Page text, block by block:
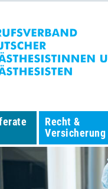
Recht &
Versicherung